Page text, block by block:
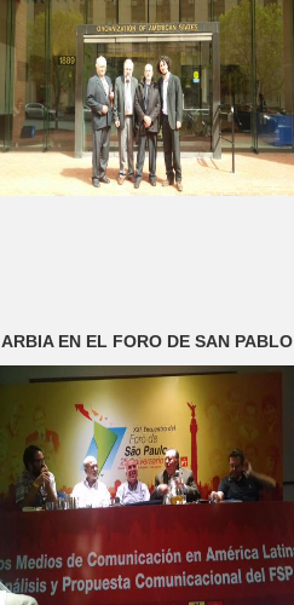
ARBIA EN EL FORO DE SAN PABLO